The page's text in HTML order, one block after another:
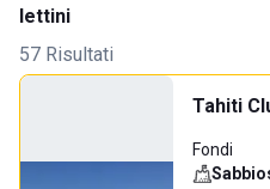
lettini
57 Risultati
Tahiti
Fondi